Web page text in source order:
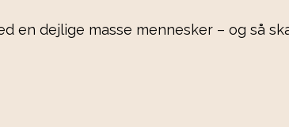
en dejlige masse mennesker – og så